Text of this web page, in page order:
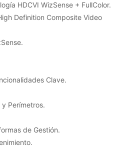
HDCVI WizSense + FullColor.
Definition Composite Video
Clave.
Perímetros.
de Gestión.